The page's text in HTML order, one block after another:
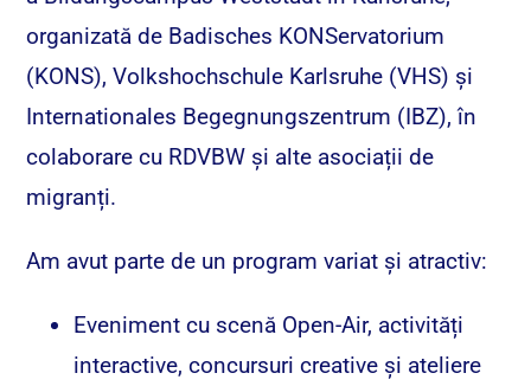
organizată de Badisches KONServatorium
(KONS), Volkshochschule Karlsruhe (VHS) și
Internationales Begegnungszentrum (IBZ), în
colaborare cu RDVBW și alte asociații de
migranți.
Am avut parte de un program variat și atractiv:
Eveniment cu scenă Open-Air, activități
interactive, concursuri creative și ateliere